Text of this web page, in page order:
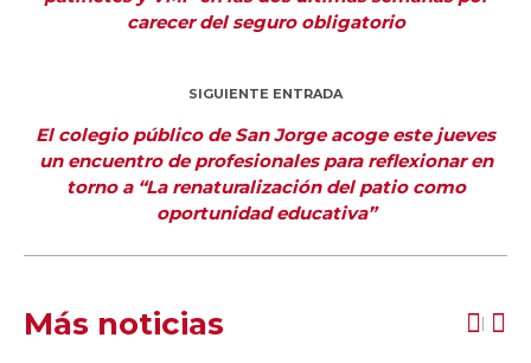
carecer del seguro obligatorio
SIGUIENTE ENTRADA
El colegio público de San Jorge acoge este jueves
un encuentro de profesionales para reflexionar en
torno a “La renaturalización del patio como
oportunidad educativa”
Más noticias